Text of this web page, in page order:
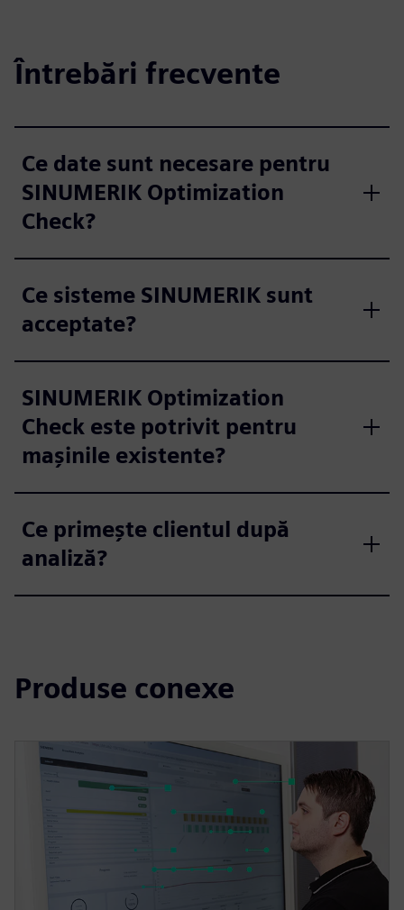
Întrebări frecvente
Ce date sunt necesare pentru
SINUMERIK Optimization
Check?
Ce sisteme SINUMERIK sunt
acceptate?
SINUMERIK Optimization
Check este potrivit pentru
mașinile existente?
Ce primește clientul după
analiză?
Produse conexe